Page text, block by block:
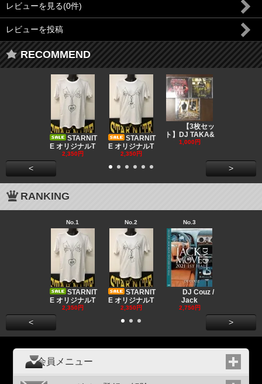
レビューを見る(0件)
レビューを投稿
RECOMMEND
STARNIT
E オリジナルT
2,350円
STARNIT
E オリジナルT
2,350円
【3枚セッ
ト】DJ TAKA&
1,000円
< >
RANKING
No.1
STARNIT
E オリジナルT
2,350円
No.2
STARNIT
E オリジナルT
2,350円
No.3
DJ Couz /
Jack
2,750円
< >
会員メニュー